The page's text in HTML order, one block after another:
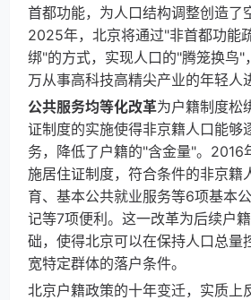
首都功能，为人口结构调整创造了
2025年，北京将通过"非首都功能
绑"的方式，实现人口的"腾笼换鸟"
万从事高科技高精尖产业的年轻人
公共服务均等化改革为户籍制度松
证制度的实施使得非京籍人口能够
务，降低了户籍的"含金量"。2016
施居住证制度，符合条件的非京籍
育、基本公共就业服务等6项基本
记等7项便利。这一改革为后续户
础，使得北京可以在保持人口总量
宽特定群体的落户条件。
北京户籍政策的十年变迁，实质上